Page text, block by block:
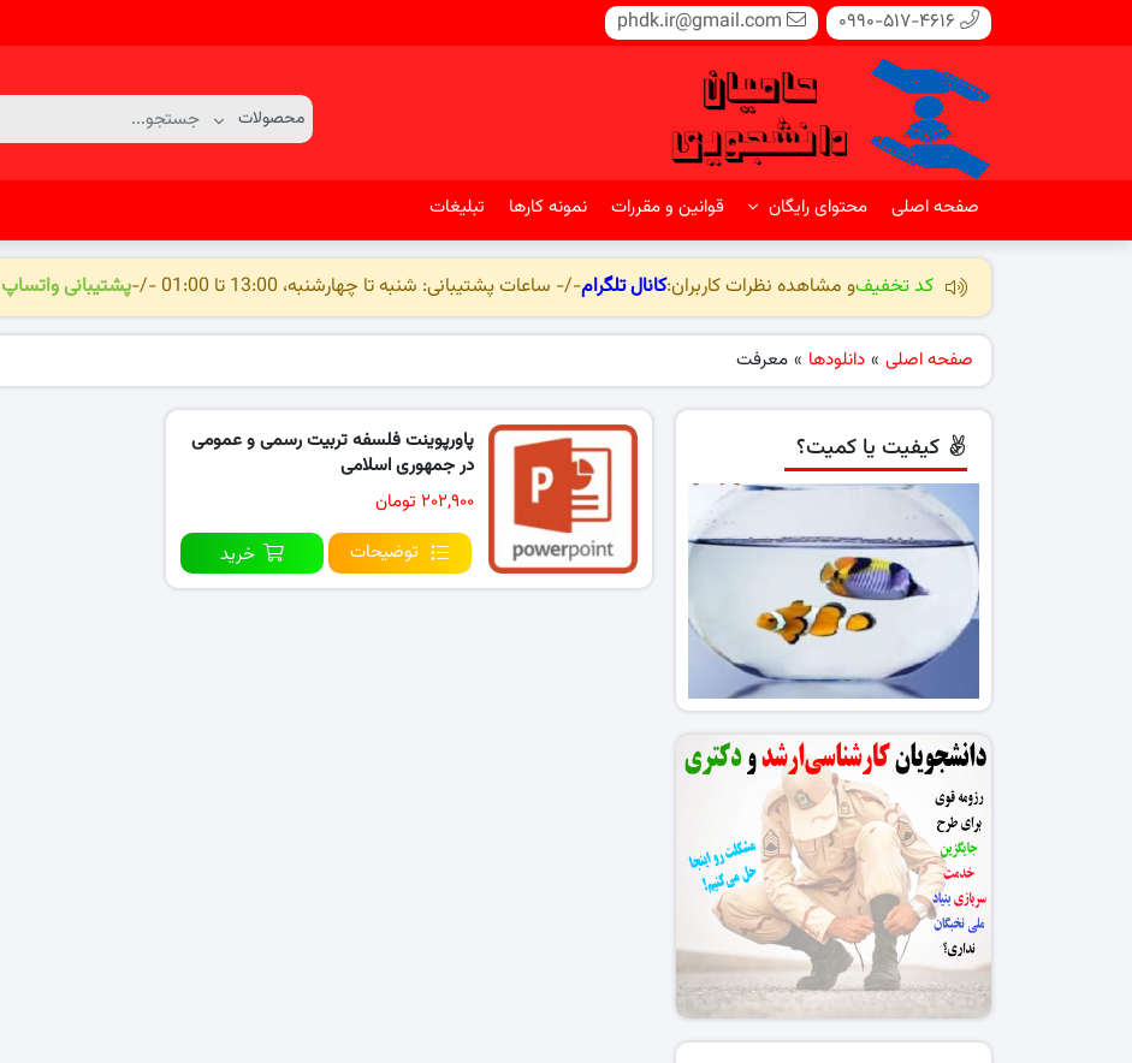
0990-517-4616
phdk.ir@gmail.com
صفحه اصلی محتوای رایگان قوانین و مقررات نمونه کارها تبلیغات
کد تخفیفو مشاهده نظرات کاربران:کانال تلگرام-/- ساعات پشتیبانی: شنبه تا چهارشنبه، 13:00 تا 01:00 -/- پشتیبانی واتساپ
صفحه اصلی » دانلودها » معرفت
پاورپوینت فلسفه تربیت رسمی و عمومی
در جمهوری اسلامی
۲۰۲,۹۰۰ تومان
توضیحات
خرید
کیفیت یا کمیت؟